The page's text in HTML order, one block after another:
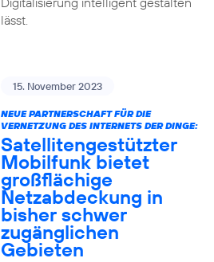
lässt.
15. November 2023
NEUE PARTNERSCHAFT FÜR DIE
VERNETZUNG DES INTERNETS DER DINGE:
Satellitengestützter
Mobilfunk bietet
großflächige
Netzabdeckung in
bisher schwer
zugänglichen
Gebieten